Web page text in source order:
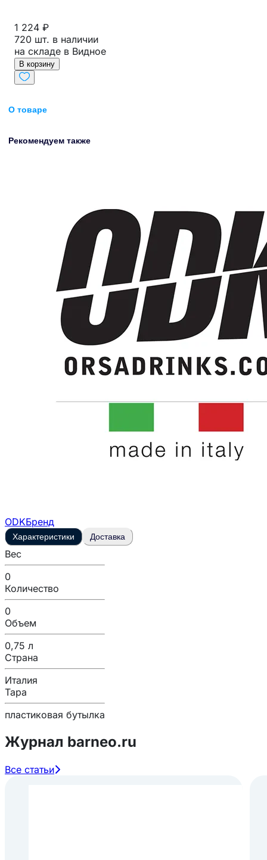
1 224 ₽
720 шт. в наличии
на складе в Видное
В корзину
О товаре
Рекомендуем также
ODKБренд
Характеристики Доставка
Вес
0
Количество
0
Объем
0,75 л
Страна
Италия
Тара
пластиковая бутылка
Журнал barneo.ru
Все статьи